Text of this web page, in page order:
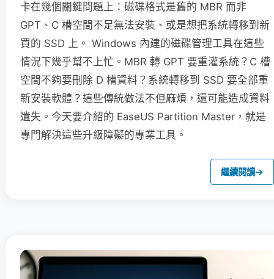
卡在幾個關鍵問題上：磁碟格式是舊的 MBR 而非
GPT、C 槽空間不足無法安裝、或是想把系統轉移到新
買的 SSD 上。 Windows 內建的磁碟管理工具在這些
情況下幾乎幫不上忙。MBR 轉 GPT 要重灌系統？C 槽
空間不夠要刪除 D 槽資料？系統轉移到 SSD 要全部重
新安裝軟體？這些傳統做法不但麻煩，還可能造成資料
遺失。今天要介紹的 EaseUS Partition Master，就是
專門解決這些升級障礙的專業工具。
繼續閱讀→